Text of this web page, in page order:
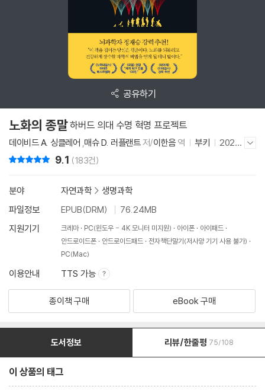
공유하기
노화의 종말하버드 의대 수명 혁명 프로젝트
데이비드 A. 싱클레어 매슈 D. 러플랜트저/이한음역 부키
2020
년 8월 10일 9.1 (183건)
분야 자연과학 > 생명과학
파일정보
EPUB(DRM)
76.24MB
지원기기
크레마 PC(윈도우 - 4K 모니터 미지원) 아이폰
아이패드
안드로이드폰
안드로이드패드
전자책단말기(저사양 기기 사용 불가)
PC(Mac)
이용안내 TTS 가능
종이책 구매 eBook 구매
도서정보 리뷰/한줄평 75/108
이 상품의 태그